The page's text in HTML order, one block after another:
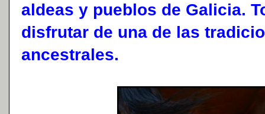
aldeas y pueblos de Galicia.
disfrutar de una de las
ancestrales.